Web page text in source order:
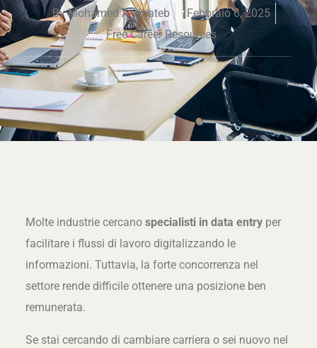
ByMohamed Al Khateb
Febbraio 6, 2025
Free Career Resources
Molte industrie cercano specialisti in data entryper
facilitare i flussi di lavoro digitalizzando le
informazioni. Tuttavia, la forte concorrenza nel
settore rende difficile ottenere una posizione ben
remunerata.
Se stai cercando di cambiare carriera o sei nuovo nel